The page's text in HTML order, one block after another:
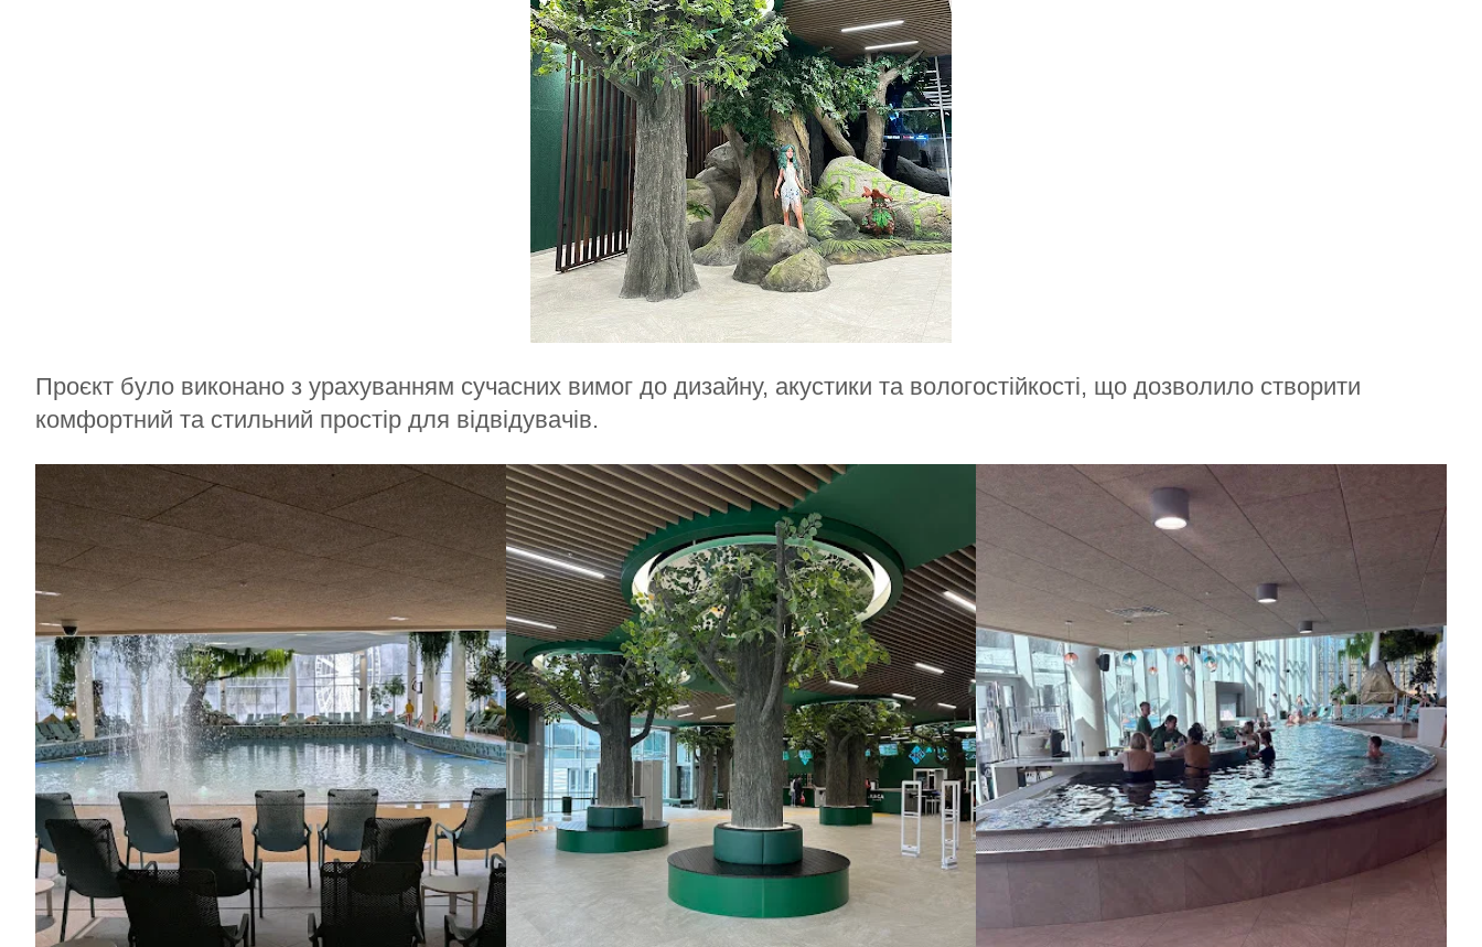
Проєкт було виконано з урахуванням сучасних вимог до дизайну, акустики та вологостійкості, що дозволило створити
комфортний та стильний простір для відвідувачів.